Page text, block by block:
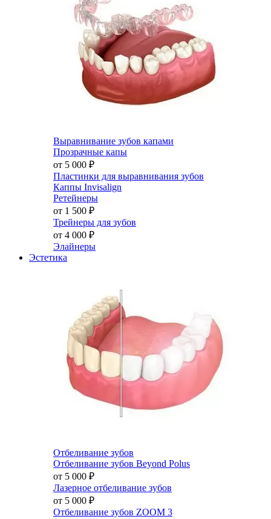
Выравнивание зубов капами
Прозрачные капы
от 5 000 ₽
Пластинки для выравнивания зубов
Каппы Invisalign
Ретейнеры
от 1 500 ₽
Трейнеры для зубов
от 4 000 ₽
Элайнеры
Эстетика
Отбеливание зубов
Отбеливание зубов Beyond Polus
от 5 000 ₽
Лазерное отбеливание зубов
от 5 000 ₽
Отбеливание зубов ZOOM 3